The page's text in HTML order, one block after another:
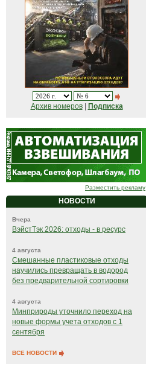
Архив номеров| Подписка
Разместить рекламу
НОВОСТИ
Вчера
ВэйстТэк 2026: отходы - в ресурс
4 августа
Смешанные пластиковые отходы
научились превращать в водород
без предварительной сортировки
4 августа
Минприроды уточнило переход на
новые формы учета отходов с 1
сентября
ВСЕ НОВОСТИ